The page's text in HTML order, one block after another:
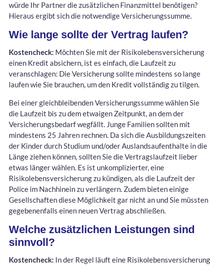
würde Ihr Partner die zusätzlichen Finanzmittel benötigen?
Hieraus ergibt sich die notwendige Versicherungssumme.
Wie lange sollte der Vertrag laufen?
Kostencheck: Möchten Sie mit der Risikolebensversicherung
einen Kredit absichern, ist es einfach, die Laufzeit zu
veranschlagen: Die Versicherung sollte mindestens so lange
laufen wie Sie brauchen, um den Kredit vollständig zu tilgen.
Bei einer gleichbleibenden Versicherungssumme wählen Sie
die Laufzeit bis zu dem etwaigen Zeitpunkt, an dem der
Versicherungsbedarf wegfällt. Junge Familien sollten mit
mindestens 25 Jahren rechnen. Da sich die Ausbildungszeiten
der Kinder durch Studium und/oder Auslandsaufenthalte in die
Länge ziehen können, sollten Sie die Vertragslaufzeit lieber
etwas länger wählen. Es ist unkomplizierter, eine
Risikolebensversicherung zu kündigen, als die Laufzeit der
Police im Nachhinein zu verlängern. Zudem bieten einige
Gesellschaften diese Möglichkeit gar nicht an und Sie müssten
gegebenenfalls einen neuen Vertrag abschließen.
Welche zusätzlichen Leistungen sind
sinnvoll?
Kostencheck: In der Regel läuft eine Risikolebensversicherung